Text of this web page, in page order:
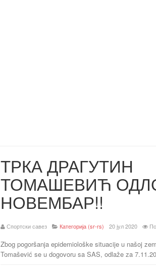
ТРКА ДРАГУТИН
ТОМАШЕВИЋ
НОВЕМБАР!!
Спортски савез Категорија (sr-rs) 20 јул 2020
Zbog pogoršanja epidemiološke situacije u našoj
Tomašević se u dogovoru sa SAS, odlaže za